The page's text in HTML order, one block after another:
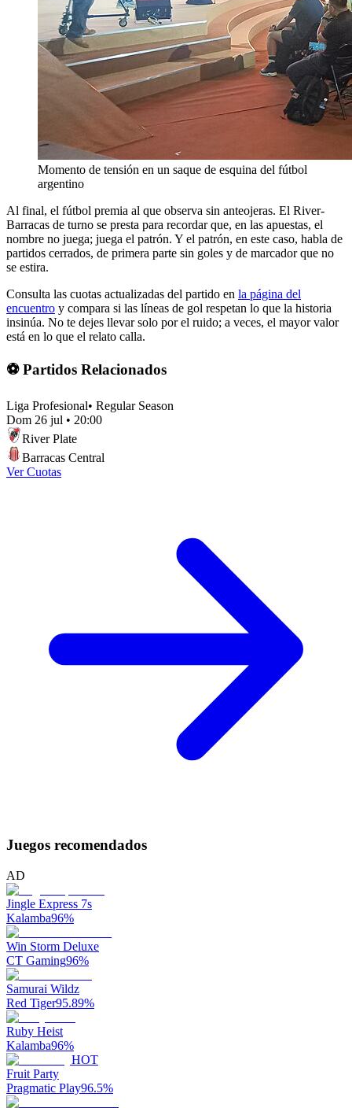
Momento de tensión en un saque de esquina del fútbol
argentino
Al final, el fútbol premia al que observa sin anteojeras. El River-
Barracas de turno se presta para recordar que, en las apuestas, el
nombre no juega; juega el patrón. Y el patrón, en este caso, habla de
partidos cerrados, de primera parte sin goles y de marcador que no
se estira.
Consulta las cuotas actualizadas del partido en la página del
encuentro y compara si las líneas de gol respetan lo que la historia
insinúa. No te dejes llevar solo por el ruido; a veces, el mayor valor
está en lo que el relato calla.
⚽ Partidos Relacionados
Liga Profesional• Regular Season
Dom 26 jul • 20:00
River Plate
Barracas Central
Ver Cuotas
Juegos recomendados
AD
Jingle Express 7s
Kalamba96%
Win Storm Deluxe
CT Gaming96%
Samurai Wildz
Red Tiger95.89%
Ruby Heist
Kalamba96%
HOT
Fruit Party
Pragmatic Play96.5%